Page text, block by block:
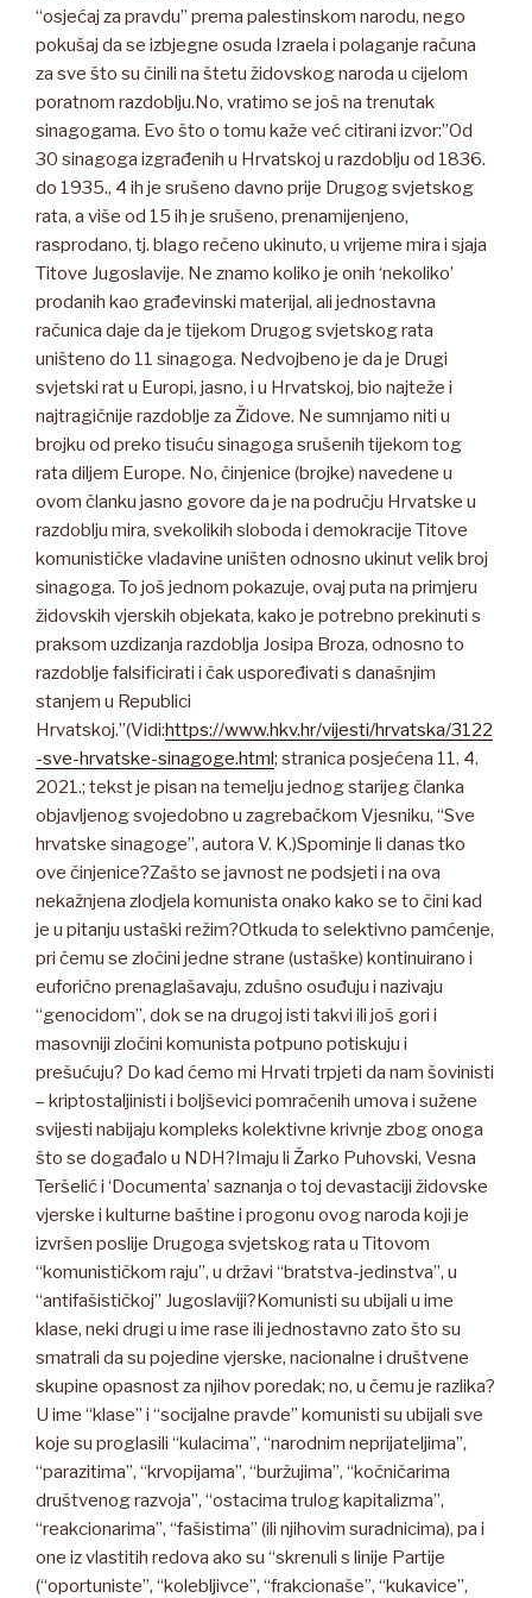
“osjećaj za pravdu” prema palestinskom narodu, nego
pokušaj da se izbjegne osuda Izraela i polaganje računa
za sve što su činili na štetu židovskog naroda u cijelom
poratnom razdoblju.No, vratimo se još na trenutak
sinagogama. Evo što o tomu kaže već citirani izvor:”Od
30 sinagoga izgrađenih u Hrvatskoj u razdoblju od 1836.
do 1935., 4 ih je srušeno davno prije Drugog svjetskog
rata, a više od 15 ih je srušeno, prenamijenjeno,
rasprodano, tj. blago rečeno ukinuto, u vrijeme mira i sjaja
Titove Jugoslavije. Ne znamo koliko je onih ‘nekoliko’
prodanih kao građevinski materijal, ali jednostavna
računica daje da je tijekom Drugog svjetskog rata
uništeno do 11 sinagoga. Nedvojbeno je da je Drugi
svjetski rat u Europi, jasno, i u Hrvatskoj, bio najteže i
najtragičnije razdoblje za Židove. Ne sumnjamo niti u
brojku od preko tisuću sinagoga srušenih tijekom tog
rata diljem Europe. No, činjenice (brojke) navedene u
ovom članku jasno govore da je na području Hrvatske u
razdoblju mira, svekolikih sloboda i demokracije Titove
komunističke vladavine uništen odnosno ukinut velik broj
sinagoga. To još jednom pokazuje, ovaj puta na primjeru
židovskih vjerskih objekata, kako je potrebno prekinuti s
praksom uzdizanja razdoblja Josipa Broza, odnosno to
razdoblje falsificirati i čak uspoređivati s današnjim
stanjem u Republici
Hrvatskoj.”(Vidi:https://www.hkv.hr/vijesti/hrvatska/3122
-sve-hrvatske-sinagoge.html; stranica posjećena 11. 4.
2021.; tekst je pisan na temelju jednog starijeg članka
objavljenog svojedobno u zagrebačkom Vjesniku, “Sve
hrvatske sinagoge”, autora V. K.)Spominje li danas tko
ove činjenice?Zašto se javnost ne podsjeti i na ova
nekažnjena zlodjela komunista onako kako se to čini kad
je u pitanju ustaški režim?Otkuda to selektivno pamćenje,
pri čemu se zločini jedne strane (ustaške) kontinuirano i
euforično prenaglašavaju, zdušno osuđuju i nazivaju
“genocidom”, dok se na drugoj isti takvi ili još gori i
masovniji zločini komunista potpuno potiskuju i
prešućuju? Do kad ćemo mi Hrvati trpjeti da nam šovinisti
– kriptostaljinisti i boljševici pomračenih umova i sužene
svijesti nabijaju kompleks kolektivne krivnje zbog onoga
što se događalo u NDH?Imaju li Žarko Puhovski, Vesna
Teršelić i ‘Documenta’ saznanja o toj devastaciji židovske
vjerske i kulturne baštine i progonu ovog naroda koji je
izvršen poslije Drugoga svjetskog rata u Titovom
“komunističkom raju”, u državi “bratstva-jedinstva”, u
“antifašističkoj” Jugoslaviji?Komunisti su ubijali u ime
klase, neki drugi u ime rase ili jednostavno zato što su
smatrali da su pojedine vjerske, nacionalne i društvene
skupine opasnost za njihov poredak; no, u čemu je razlika?
U ime “klase” i “socijalne pravde” komunisti su ubijali sve
koje su proglasili “kulacima”, “narodnim neprijateljima”,
“parazitima”, “krvopijama”, “buržujima”, “kočničarima
društvenog razvoja”, “ostacima trulog kapitalizma”,
“reakcionarima”, “fašistima” (ili njihovim suradnicima), pa i
one iz vlastitih redova ako su “skrenuli s linije Partije
(“oportuniste”, “kolebljivce”, “frakcionaše”, “kukavice”,